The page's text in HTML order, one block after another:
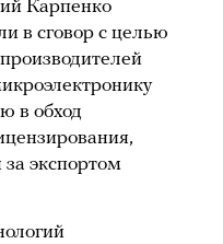
Карпенко
в сговор с целью
в обход
за экспортом